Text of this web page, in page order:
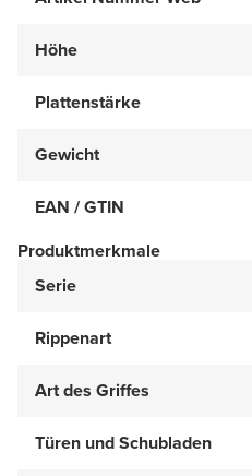
Höhe
Plattenstärke
Gewicht
EAN / GTIN
Produktmerkmale
Serie
Rippenart
Art des Griffes
Türen und Schubladen